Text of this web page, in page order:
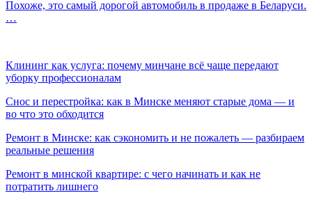
Похоже, это самый дорогой автомобиль в продаже в Беларуси.
…
Клининг как услуга: почему минчане всё чаще передают
уборку профессионалам
Снос и перестройка: как в Минске меняют старые дома — и
во что это обходится
Ремонт в Минске: как сэкономить и не пожалеть — разбираем
реальные решения
Ремонт в минской квартире: с чего начинать и как не
потратить лишнего